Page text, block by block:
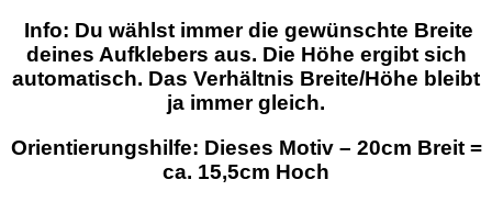
Info: Du wählst immer die gewünschte Breite
deines Aufklebers aus. Die Höhe ergibt sich
automatisch. Das Verhältnis Breite/Höhe bleibt
ja immer gleich.
Orientierungshilfe: Dieses Motiv – 20cm Breit =
ca. 15,5cm Hoch